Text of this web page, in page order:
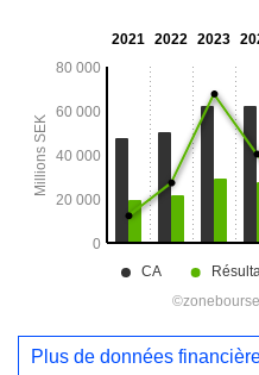
Plus de données